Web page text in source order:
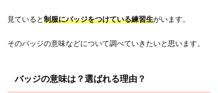
見ていると制服にバッジをつけている練習生がいます。
そのバッジの意味などについて調べていきたいと思います。
バッジの意味は？選ばれる理由？